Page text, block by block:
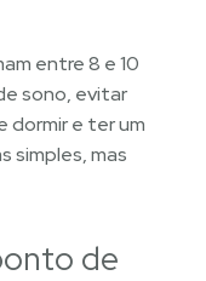
entre 8 e 10
sono, evitar
dormir e ter um
simples, mas
de